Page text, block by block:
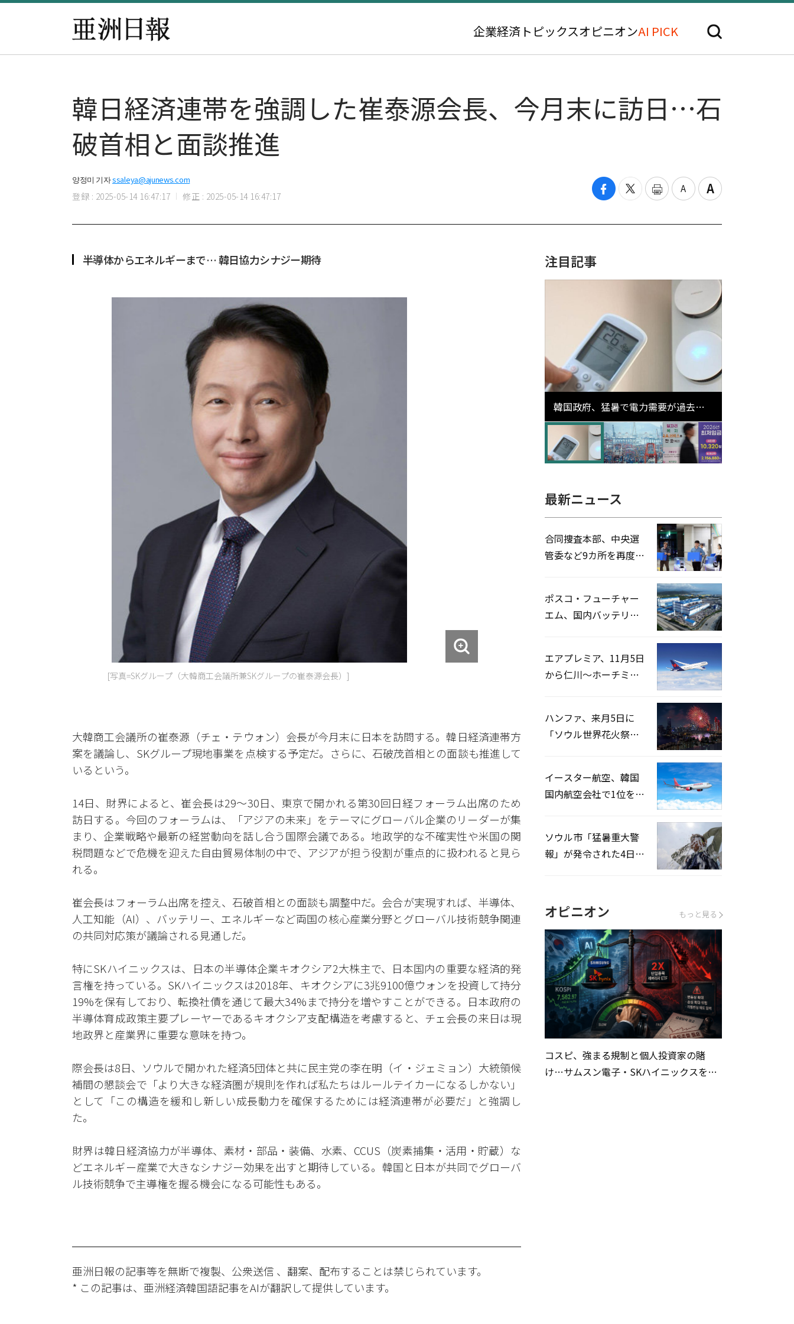
企業経済 トピックスオピニオンAI PICK
韓日経済連帯を強調した崔泰源会長、今月末に訪日…石
破首相と面談推進
양정미 기자ssaleya@ajunews.com
登録 : 2025-05-14 16:47:17 修正 : 2025-05-14 16:47:17
半導体からエネルギーまで… 韓日協力シナジー期待
[写真=SKグループ（大韓商工会議所兼SKグループの崔泰源会長）]
大韓商工会議所の崔泰源（チェ・テウォン）会長が今月末に日本を訪問する。韓日経済連帯方
案を議論し、SKグループ現地事業を点検する予定だ。さらに、石破茂首相との面談も推進して
いるという。
14日、財界によると、崔会長は29～30日、東京で開かれる第30回日経フォーラム出席のため
訪日する。今回のフォーラムは、「アジアの未来」をテーマにグローバル企業のリーダーが集
まり、企業戦略や最新の経営動向を話し合う国際会議である。地政学的な不確実性や米国の関
税問題などで危機を迎えた自由貿易体制の中で、アジアが担う役割が重点的に扱われると見ら
れる。
崔会長はフォーラム出席を控え、石破首相との面談も調整中だ。会合が実現すれば、半導体、
人工知能（AI）、バッテリー、エネルギーなど両国の核心産業分野とグローバル技術競争関連
の共同対応策が議論される見通しだ。
特にSKハイニックスは、日本の半導体企業キオクシア2大株主で、日本国内の重要な経済的発
言権を持っている。SKハイニックスは2018年、キオクシアに3兆9100億ウォンを投資して持分
19%を保有しており、転換社債を通じて最大34%まで持分を増やすことができる。日本政府の
半導体育成政策主要プレーヤーであるキオクシア支配構造を考慮すると、チェ会長の来日は現
地政界と産業界に重要な意味を持つ。
際会長は8日、ソウルで開かれた経済5団体と共に民主党の李在明（イ・ジェミョン）大統領候
補間の懇談会で「より大きな経済圏が規則を作れば私たちはルールテイカーになるしかない」
として「この構造を緩和し新しい成長動力を確保するためには経済連帯が必要だ」と強調し
た。
財界は韓日経済協力が半導体、素材・部品・装備、水素、CCUS（炭素捕集・活用・貯蔵）な
どエネルギー産業で大きなシナジー効果を出すと期待している。韓国と日本が共同でグローバ
ル技術競争で主導権を握る機会になる可能性もある。
亜洲日報の記事等を無断で複製、公衆送信 、翻案、配布することは禁じられています。
* この記事は、亜洲経済韓国語記事をAIが翻訳して提供しています。
注目記事
韓国政府、猛暑で電力需要が過去最
高更新の可能性に需給対応体制を点
検
最新ニュース
合同捜査本部、中央選
管委など9カ所を再度家
ポスコ・フューチャー
エム、国内バッテリー
エアプレミア、11月5日
から仁川〜ホーチミン
ハンファ、来月5日に
「ソウル世界花火祭り
イースター航空、韓国
国内航空会社で1位を記
ソウル市「猛暑重大警
報」が発令された4日、
オピニオン もっと見る
コスピ、強まる規制と個人投資家の賭
け…サムスン電子・SKハイニックスを巡